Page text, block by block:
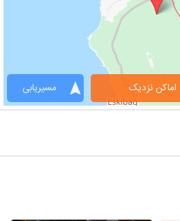
navigation مسیریابی اماکن نزدیک